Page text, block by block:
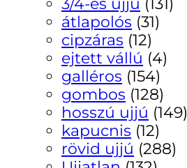
átlapolós (31)
cipzáras (12)
ejtett vállú (4)
galléros (154)
gombos (128)
hosszú ujjú (149)
kapucnis (12)
rövid ujjú (288)